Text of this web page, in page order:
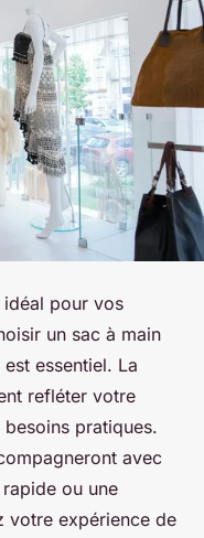
pour vos
un sac à main
essentiel. La
refléter votre
pratiques.
avec
ou une
votre expérience de